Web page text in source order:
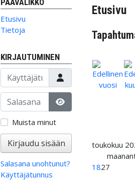
PÄÄVALIKKO
Etusivu
Tietoja
KIRJAUTUMINEN
Käyttäjätunnus
Salasana
Näytä salasana
Muista minut
Kirjaudu sisään
Salasana unohtunut?
Käyttäjätunnus
Etusivu
toukokuu
1827